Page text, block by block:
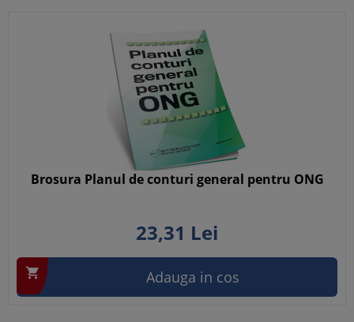
Brosura Planul de conturi general pentru ONG
23,31 Lei
 Adauga in cos